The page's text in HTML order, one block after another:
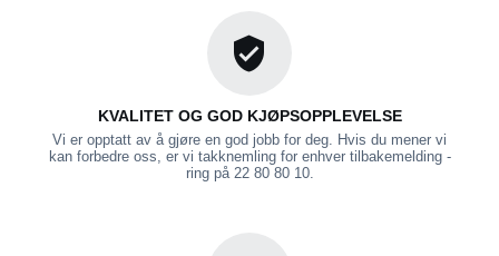
KVALITET OG GOD KJØPSOPPLEVELSE
Vi er opptatt av å gjøre en god jobb for deg. Hvis du mener vi
kan forbedre oss, er vi takknemling for enhver tilbakemelding -
ring på 22 80 80 10.